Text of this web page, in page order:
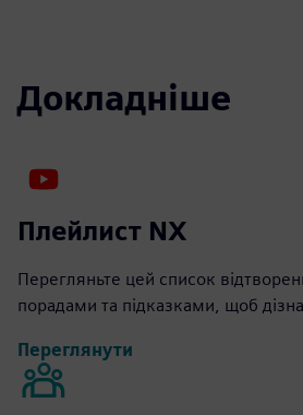
Докладніше
Плейлист NX
Перегляньте цей список
порадами та підказками, щоб
Переглянути